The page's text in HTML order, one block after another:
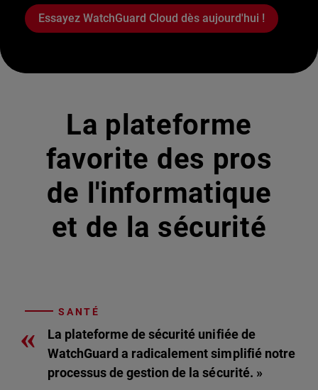
Essayez WatchGuard Cloud dès aujourd'hui !
La plateforme
favorite des pros
de l'informatique
et de la sécurité
SANTÉ
«
La plateforme de sécurité unifiée de
WatchGuard a radicalement simplifié notre
processus de gestion de la sécurité. »